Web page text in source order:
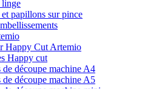
linge
papillons sur pince
Happy Cut Artemio
Happy cut
de découpe machine A4
de découpe machine A5